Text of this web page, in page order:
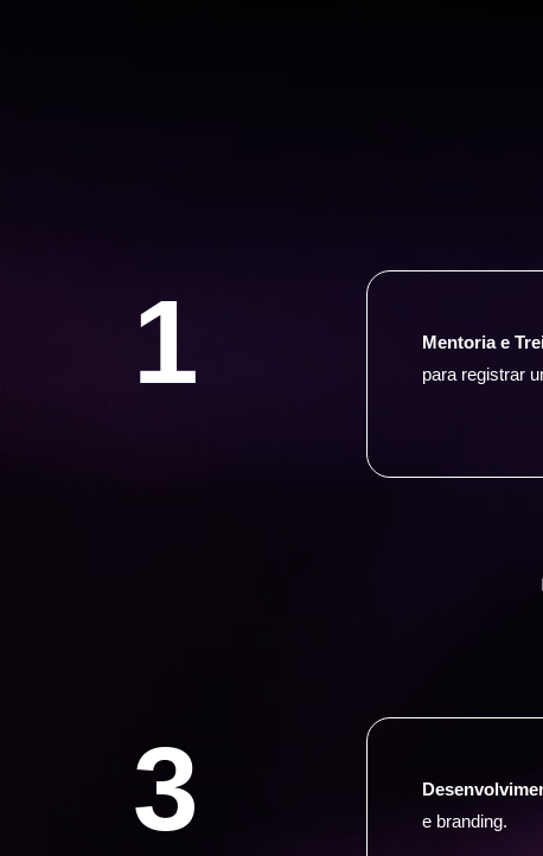
1 Mentoria e
para registrar
3
e branding.